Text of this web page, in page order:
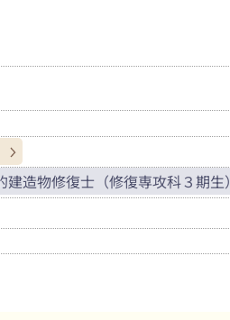
建造物修復士（修復専攻科３期生）